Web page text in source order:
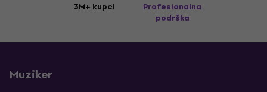
3M+ kupci
Profesionalna
podrška
Muziker